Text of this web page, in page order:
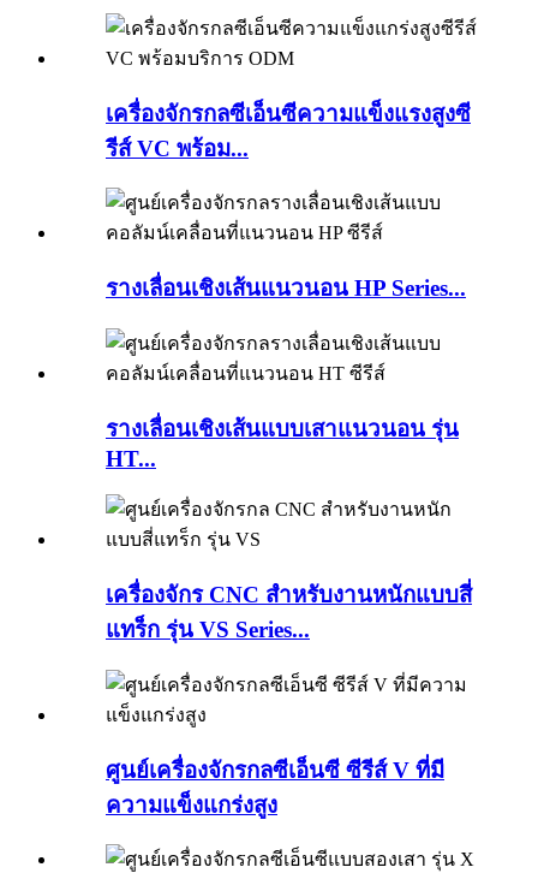
เครื่องจักรกลซีเอ็นซีความแข็งแรงสูงซี
รีส์ VC พร้อม...
รางเลื่อนเชิงเส้นแนวนอน HP Series...
รางเลื่อนเชิงเส้นแบบเสาแนวนอน รุ่น
HT...
เครื่องจักร CNC สำหรับงานหนักแบบสี่
แทร็ก รุ่น VS Series...
ศูนย์เครื่องจักรกลซีเอ็นซี ซีรีส์ V ที่มี
ความแข็งแกร่งสูง